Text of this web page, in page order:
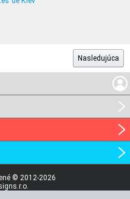
Nasledujúca
© 2012-2026